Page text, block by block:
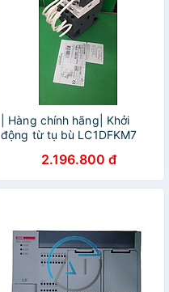
| Hàng chính hãng| Khởi
động từ tụ bù LC1DFKM7
áp điều khiển 220V
2.196.800 đ